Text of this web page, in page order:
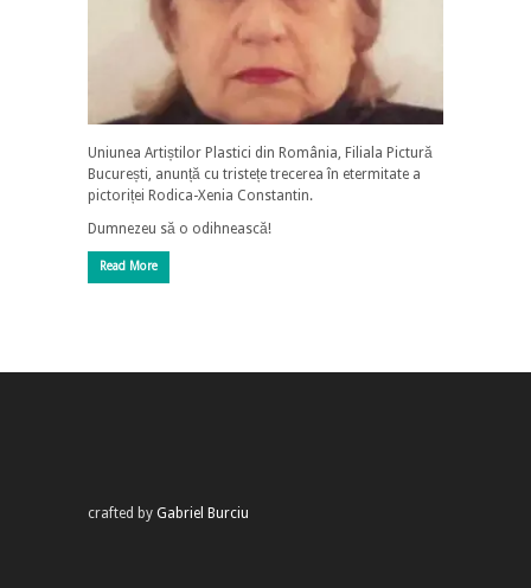
Uniunea Artiștilor Plastici din România, Filiala Pictură
București, anunță cu tristețe trecerea în etermitate a
pictoriței Rodica-Xenia Constantin.
Dumnezeu să o odihnească!
Read More
crafted by Gabriel Burciu